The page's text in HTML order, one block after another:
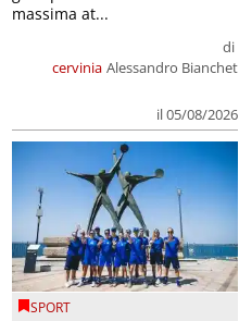
cervinia
di
Alessandro Bianchet
il 05/08/2026
massima at...
SPORT